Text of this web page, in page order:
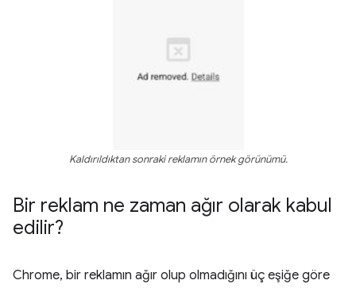
Kaldırıldıktan sonraki reklamın örnek görünümü.
Bir reklam ne zaman ağır olarak kabul
edilir?
Chrome, bir reklamın ağır olup olmadığını üç eşiğe göre